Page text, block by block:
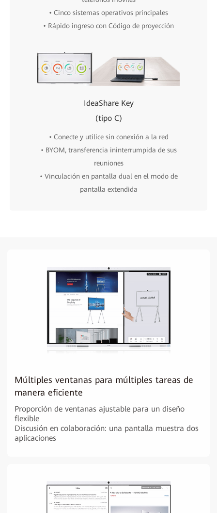
• Cinco sistemas operativos principales
• Rápido ingreso con Código de proyección
IdeaShare Key
(tipo C)
• Conecte y utilice sin conexión a la red
• BYOM, transferencia ininterrumpida de sus
reuniones
• Vinculación en pantalla dual en el modo de
pantalla extendida
Múltiples ventanas para múltiples tareas de
manera eficiente
Proporción de ventanas ajustable para un diseño
flexible
Discusión en colaboración: una pantalla muestra dos
aplicaciones